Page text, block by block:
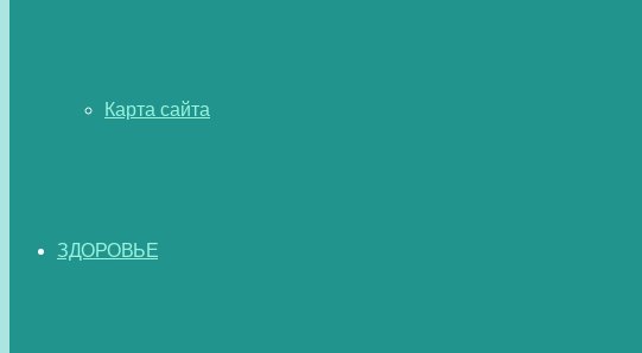
Карта сайта
ЗДОРОВЬЕ